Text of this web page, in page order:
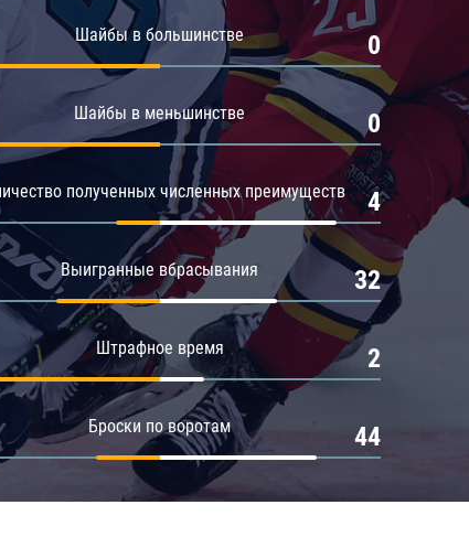
Амур
Барыс
Салават Юлаев
Шайбы в большинстве 0
Шайбы в меньшинстве 0
полученных численных преимуществ 4
Выигранные вбрасывания 32
Штрафное время 2
Броски по воротам 44